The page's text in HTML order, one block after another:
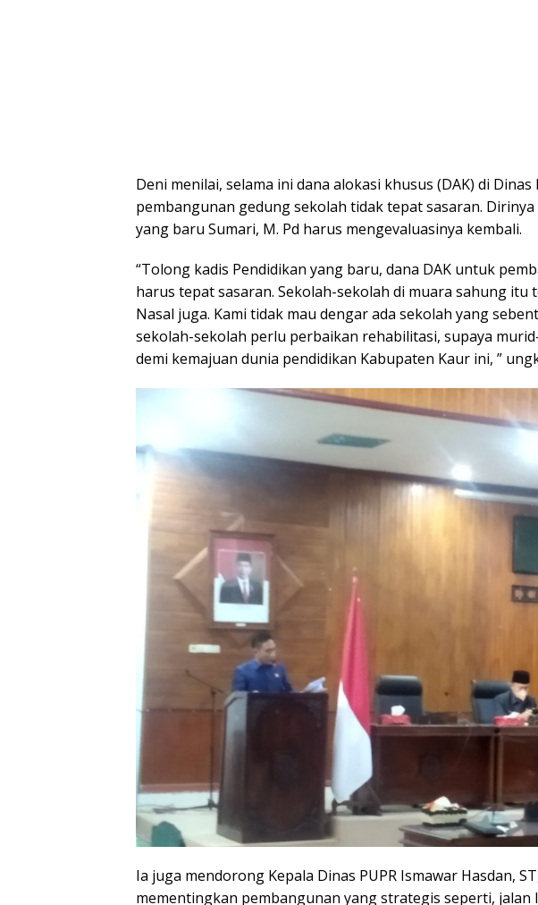
Deni menilai, selama ini dana alokasi khusus (DAK) di
pembangunan gedung sekolah tidak tepat sasaran.
yang baru Sumari, M. Pd harus mengevaluasinya kembali.
“Tolong kadis Pendidikan yang baru, dana DAK untuk
harus tepat sasaran. Sekolah-sekolah di muara sahung itu
Nasal juga. Kami tidak mau dengar ada sekolah yang
sekolah-sekolah perlu perbaikan rehabilitasi, supaya
demi kemajuan dunia pendidikan Kabupaten Kaur ini, ”
Ia juga mendorong Kepala Dinas PUPR Ismawar Hasdan,
mementingkan pembangunan yang strategis seperti,